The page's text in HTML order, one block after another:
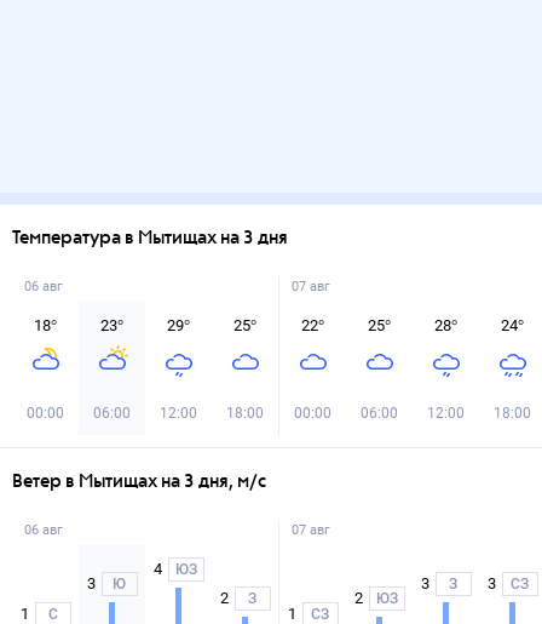
Температура в Мытищах на 3 дня
06 авг
18°
00:00
23°
06:00
29°
12:00
25°
18:00
07 авг
22°
00:00
25°
06:00
28°
12:00
24°
18:00
Ветер в Мытищах на 3 дня, м/с
06 авг
1 С
3 Ю
4 ЮЗ
2 З
07 авг
1 СЗ
2 ЮЗ
3 З 3 СЗ